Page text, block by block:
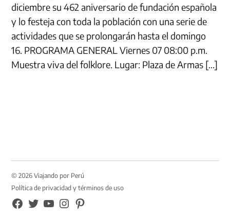
diciembre su 462 aniversario de fundación española
y lo festeja con toda la población con una serie de
actividades que se prolongarán hasta el domingo
16. PROGRAMA GENERAL Viernes 07 08:00 p.m.
Muestra viva del folklore. Lugar: Plaza de Armas […]
© 2026 Viajando por Perú
Política de privacidad y términos de uso
FB
TW YouTubeInstagramPinterest